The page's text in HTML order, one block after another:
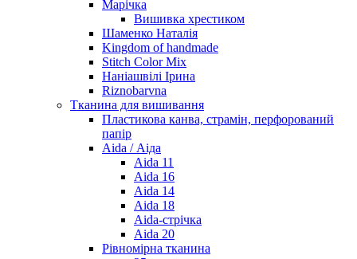
Марічка
Вишивка хрестиком
Шаменко Наталія
Kingdom of handmade
Stitch Color Mix
Наніашвілі Ірина
Riznobarvna
Тканина для вишивання
Пластикова канва, страмін, перфорований
папір
Aida / Аіда
Aida 11
Aida 16
Aida 14
Aida 18
Aida-стрічка
Aida 20
Рівномірна тканина